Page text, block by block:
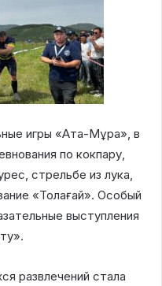
игры «Ата-Мұра», в
по кокпару,
стрельбе из лука,
«Толағай». Особый
выступления
развлечений стала